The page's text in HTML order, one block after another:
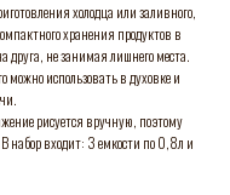
холодца или заливного,
хранения продуктов в
друга, не занимая лишнего места.
можно использовать в духовке и
рисуется вручную, поэтому
В набор входит: 3 емкости по 0,8л и